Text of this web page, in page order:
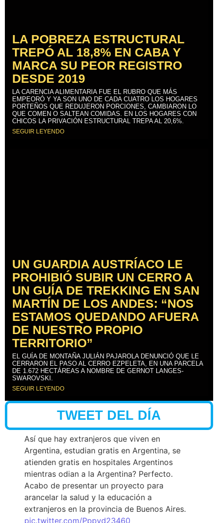
LA POBREZA ESTRUCTURAL
TREPÓ AL 18,8% EN CABA Y
MARCA SU PEOR REGISTRO
DESDE 2019
LA CARENCIA ALIMENTARIA FUE EL RUBRO QUE MÁS
EMPEORÓ Y YA SON UNO DE CADA CUATRO LOS HOGARES
PORTEÑOS QUE REDUJERON PORCIONES, CAMBIARON LO
QUE COMEN O SALTEAN COMIDAS. EN LOS HOGARES CON
CHICOS LA PRIVACIÓN ESTRUCTURAL TREPA AL 20,6%.
SEGUIR LEYENDO
UN GUARDIA AUSTRÍACO LE
PROHIBIÓ SUBIR UN CERRO A
UN GUÍA DE TREKKING EN SAN
MARTÍN DE LOS ANDES: “NOS
ESTAMOS QUEDANDO AFUERA
DE NUESTRO PROPIO
TERRITORIO”
EL GUÍA DE MONTAÑA JULIÁN PAJAROLA DENUNCIÓ QUE LE
CERRARON EL PASO AL CERRO EZPELETA, EN UNA PARCELA
DE 1.672 HECTÁREAS A NOMBRE DE GERNOT LANGES-
SWAROVSKI.
SEGUIR LEYENDO
TWEET DEL DÍA
Así que hay extranjeros que viven en
Argentina, estudian gratis en Argentina, se
atienden gratis en hospitales Argentinos
mientras odian a la Argentina? Perfecto.
Acabo de presentar un proyecto para
arancelar la salud y la educación a
extranjeros en la provincia de Buenos Aires.
pic.twitter.com/Pppyd23460